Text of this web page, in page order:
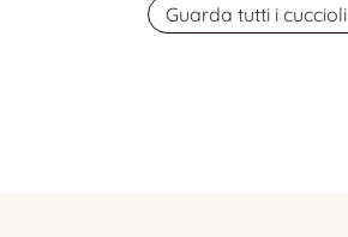
Guarda tutti i cuccioli